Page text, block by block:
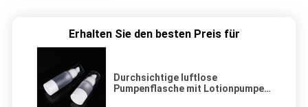
Erhalten Sie den besten Preis für
Durchsichtige luftlose
Pumpenflasche mit Lotionpumpe